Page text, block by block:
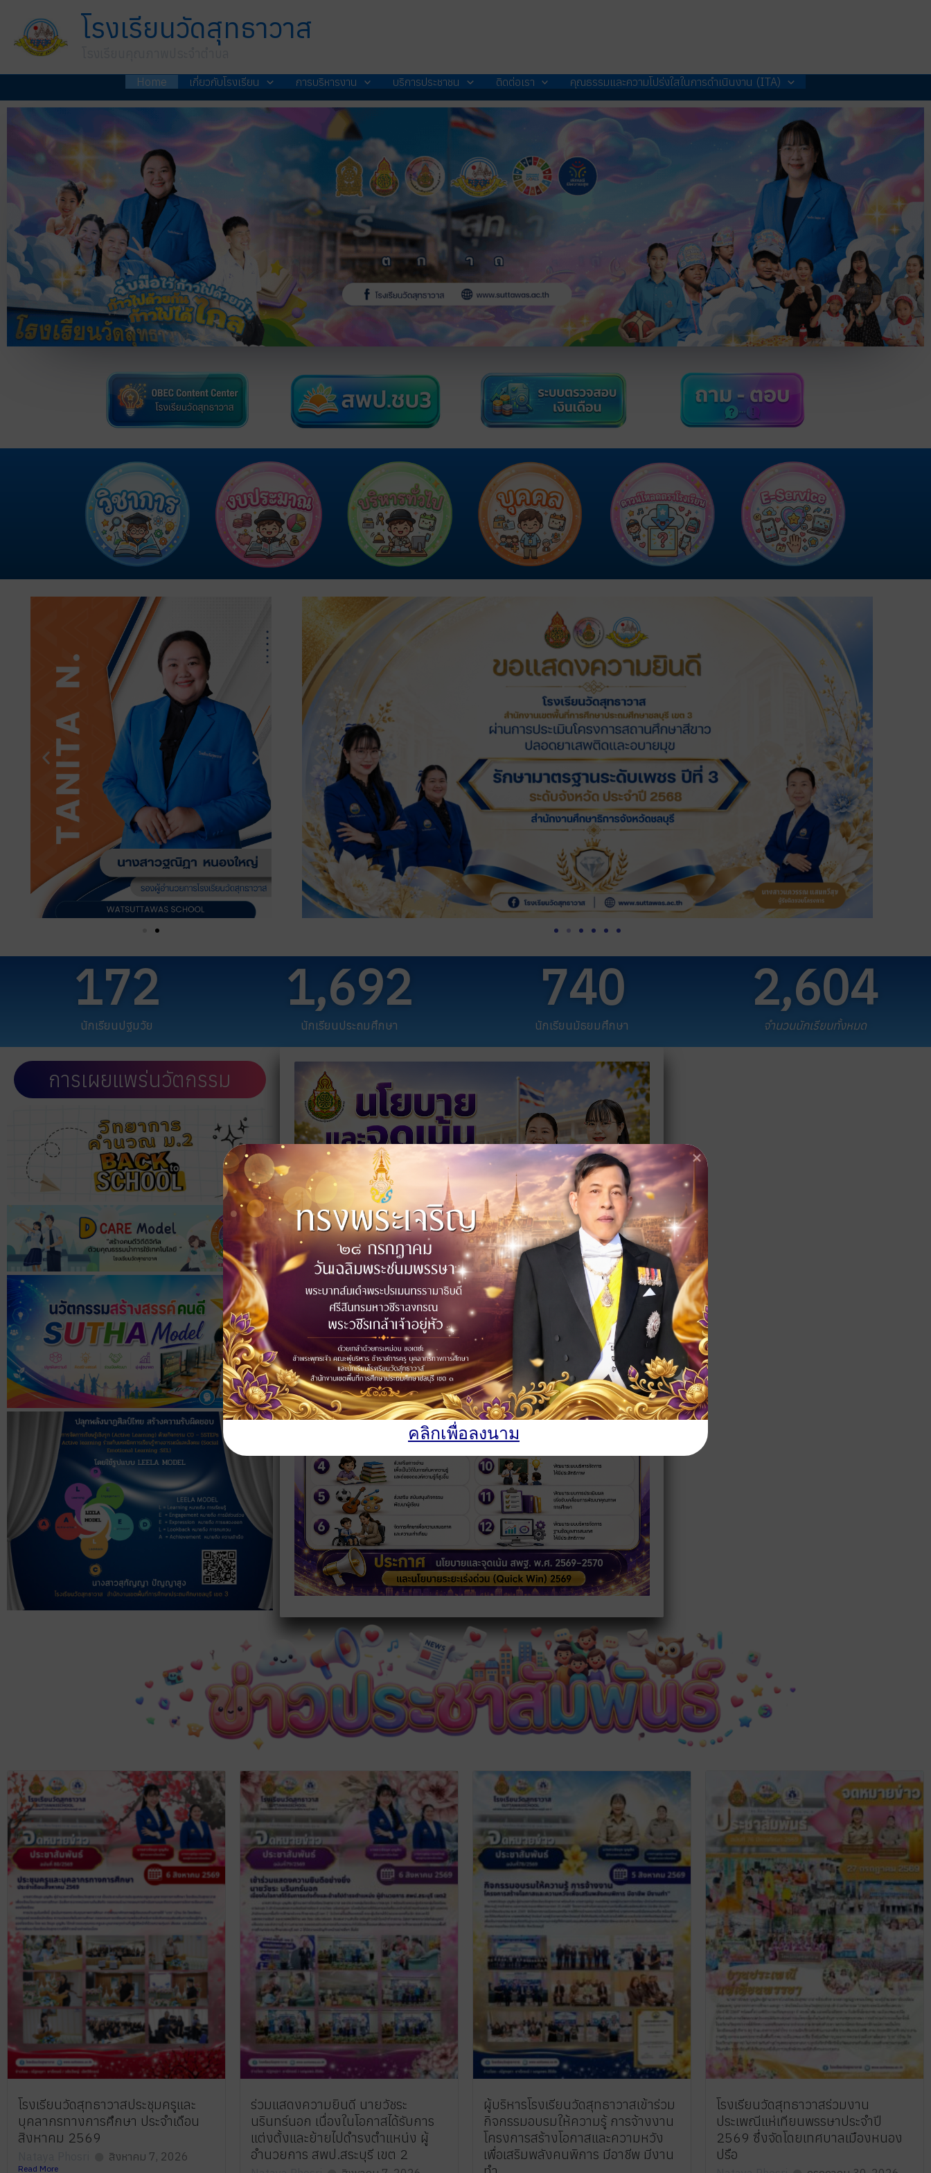
content
โรงเรียนวัดสุทธาวาส
Home เกี่ยวกับโรงเรียน การบริหารงาน บริการประชาชน ติดต่อเรา คุณธรรมและความโปร่งใสในการดำเนินงาน (ITA)
นักเรียนปฐมวัย
172
นักเรียนประถมศึกษา
1,692
นักเรียนมัธยมศึกษา
740
จำนวนนักเรียนทั้งหมด
2,604
การเผยแพร่นวัตกรรม
โรงเรียนวัดสุทธาวาสประชุมครูและ
บุคลากรทางการศึกษา ประจำเดือน
สิงหาคม 2569
สิงหาคม 7, 2026
Read More
ร่วมแสดงความยินดี นายวัชระ
นรินทร์นอก เนื่องในโอกาสได้รับการ
แต่งตั้งและย้ายไปดำรงตำแหน่ง ผู้
อำนวยการ สพป.สระบุรี เขต 2
ผู้บริหารโรงเรียนวัดสุทธาวาสเข้าร่วม
กิจกรรมอบรมให้ความรู้ การจ้างงาน
โครงการสร้างโอกาสและความหวัง
เพื่อเสริมพลังคนพิการ มีอาชีพ มีงาน
โรงเรียนวัดสุทธาวาสร่วมงาน
ประเพณีแห่เทียนพรรษาประจำปี
2569 ซึ่งจัดโดยเทศบาลเมืองหนอง
ปรือ
คลิกเพื่อลงนาม